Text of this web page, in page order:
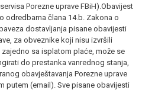
Porezne uprave FBiH).Obavijest
odredbama člana 14.b. Zakona o
dostavljanja pisane obavijesti
za obveznike koji nisu izvršili
sa isplatom plaće, može se
do prestanka vanrednog stanja,
obavještavanja Porezne uprave
putem (email). Sve pisane obavijesti